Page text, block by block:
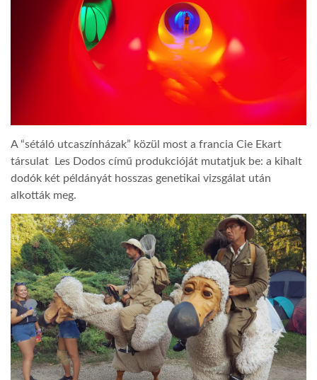
A “sétáló utcaszínházak” közül most a francia Cie Ekart
társulat Les Dodos című produkcióját mutatjuk be: a kihalt
dodók két példányát hosszas genetikai vizsgálat után
alkották meg.